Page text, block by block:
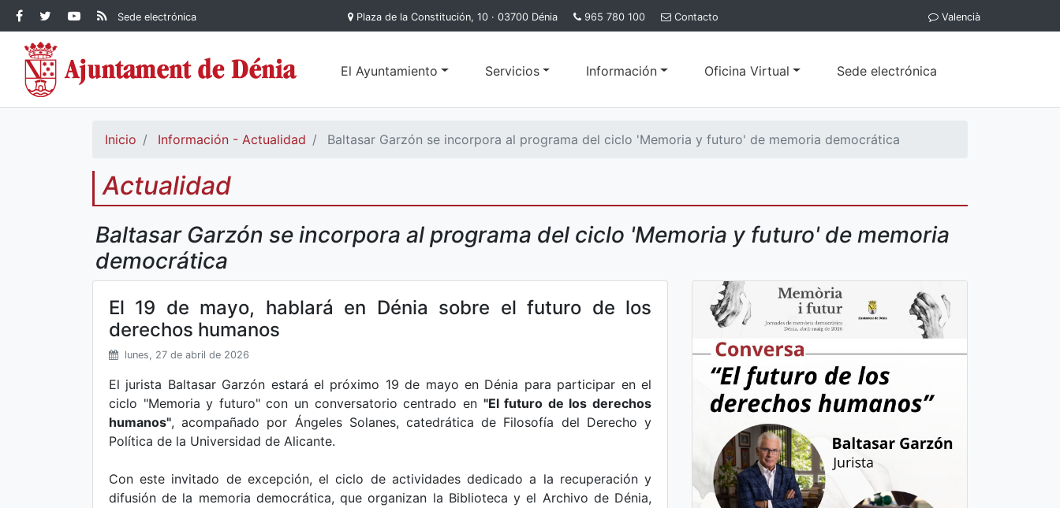
Contenido principal
Facebook Ayuntamiento de
Dénia
Ayuntamiento de Dénia
YouTube
Ayuntamiento de
RSS Actualidad
Ayuntamiento de
Sede electrónica Plaza de la Constitución, 10 · 03700 Dénia 965 780 100 Contacto Valencià
El Ayuntamiento Servicios Información Oficina Virtual Sede electrónica
Inicio Información - Actualidad Baltasar Garzón se incorpora al programa del ciclo 'Memoria y futuro' de memoria democrática
Actualidad
Baltasar Garzón se incorpora al programa del ciclo 'Memoria y futuro' de memoria
democrática
El 19 de mayo, hablará en Dénia sobre el futuro de los
derechos humanos
lunes, 27 de abril de 2026
El jurista Baltasar Garzón estará el próximo 19 de mayo en Dénia para participar en el
ciclo "Memoria y futuro" con un conversatorio centrado en "El futuro de los derechos
humanos", acompañado por Ángeles Solanes, catedrática de Filosofía del Derecho y
Política de la Universidad de Alicante.
Con este invitado de excepción, el ciclo de actividades dedicado a la recuperación y
difusión de la memoria democrática, que organizan la Biblioteca y el Archivo de Dénia,